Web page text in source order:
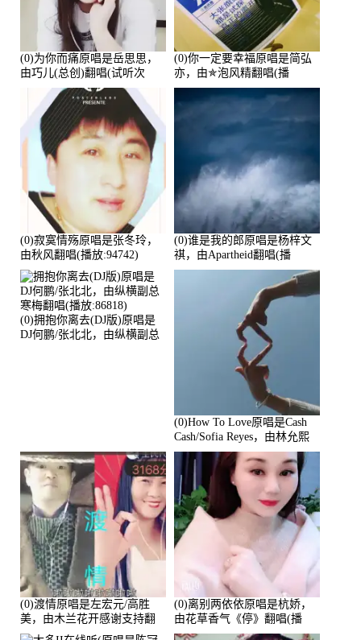
(0)为你而痛原唱是岳思思，
由巧儿(总创)翻唱(试听次
数:108697)
(0)你一定要幸福原唱是简弘
亦，由✯泡风精翻唱(播
放:102381)
(0)寂寞情殇原唱是张冬玲，
由秋风翻唱(播放:94742)
(0)谁是我的郎原唱是杨梓文
祺，由Apartheid翻唱(播
放:94178)
(0)拥抱你离去(DJ版)原唱是
DJ何鹏/张北北，由纵横副总
(0)How To Love原唱是Cash
Cash/Sofia Reyes，由林允熙
翻唱(播放:84447)
(0)渡情原唱是左宏元/高胜
美，由木兰花开感谢支持翻
唱(播放:82339)
(0)离别两依依原唱是杭娇，
由花草香气《停》翻唱(播
放:81215)